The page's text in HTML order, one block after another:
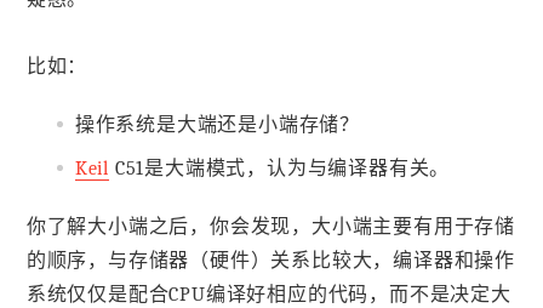
比如：
操作系统是大端还是小端存储？
Keil C51是大端模式，认为与编译器有关。
你了解大小端之后，你会发现，大小端主要有用于存储
的顺序，与存储器（硬件）关系比较大，编译器和操作
系统仅仅是配合CPU编译好相应的代码，而不是决定大